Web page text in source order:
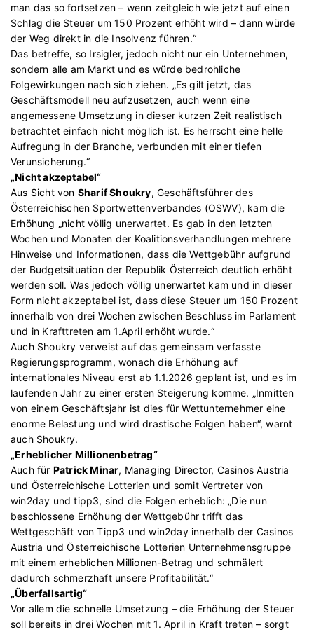
man das so fortsetzen – wenn zeitgleich wie jetzt auf einen
Schlag die Steuer um 150 Prozent erhöht wird – dann würde
der Weg direkt in die Insolvenz führen.“
Das betreffe, so Irsigler, jedoch nicht nur ein Unternehmen,
sondern alle am Markt und es würde bedrohliche
Folgewirkungen nach sich ziehen. „Es gilt jetzt, das
Geschäftsmodell neu aufzusetzen, auch wenn eine
angemessene Umsetzung in dieser kurzen Zeit realistisch
betrachtet einfach nicht möglich ist. Es herrscht eine helle
Aufregung in der Branche, verbunden mit einer tiefen
Verunsicherung.“
„Nicht akzeptabel“
Aus Sicht von Sharif Shoukry, Geschäftsführer des
Österreichischen Sportwettenverbandes (OSWV), kam die
Erhöhung „nicht völlig unerwartet. Es gab in den letzten
Wochen und Monaten der Koalitionsverhandlungen mehrere
Hinweise und Informationen, dass die Wettgebühr aufgrund
der Budgetsituation der Republik Österreich deutlich erhöht
werden soll. Was jedoch völlig unerwartet kam und in dieser
Form nicht akzeptabel ist, dass diese Steuer um 150 Prozent
innerhalb von drei Wochen zwischen Beschluss im Parlament
und in Krafttreten am 1.April erhöht wurde.“
Auch Shoukry verweist auf das gemeinsam verfasste
Regierungsprogramm, wonach die Erhöhung auf
internationales Niveau erst ab 1.1.2026 geplant ist, und es im
laufenden Jahr zu einer ersten Steigerung komme. „Inmitten
von einem Geschäftsjahr ist dies für Wettunternehmer eine
enorme Belastung und wird drastische Folgen haben“, warnt
auch Shoukry.
„Erheblicher Millionenbetrag“
Auch für Patrick Minar, Managing Director, Casinos Austria
und Österreichische Lotterien und somit Vertreter von
win2day und tipp3, sind die Folgen erheblich: „Die nun
beschlossene Erhöhung der Wettgebühr trifft das
Wettgeschäft von Tipp3 und win2day innerhalb der Casinos
Austria und Österreichische Lotterien Unternehmensgruppe
mit einem erheblichen Millionen-Betrag und schmälert
dadurch schmerzhaft unsere Profitabilität.“
„Überfallsartig“
Vor allem die schnelle Umsetzung – die Erhöhung der Steuer
soll bereits in drei Wochen mit 1. April in Kraft treten – sorgt